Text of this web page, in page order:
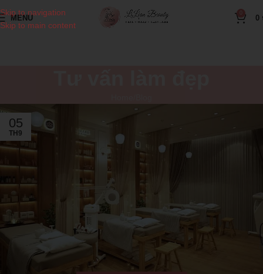
Skip to navigation
Skip to main content
MENU 0
05
TH9